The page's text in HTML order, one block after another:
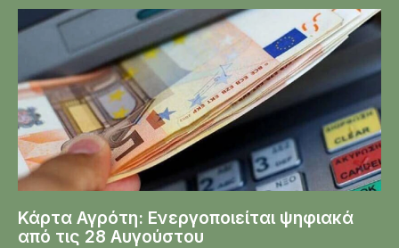
Κάρτα Αγρότη: Ενεργοποιείται ψηφιακά
από τις 28 Αυγούστου